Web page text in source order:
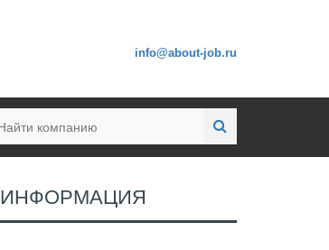
info@about-job.ru
ИНФОРМАЦИЯ